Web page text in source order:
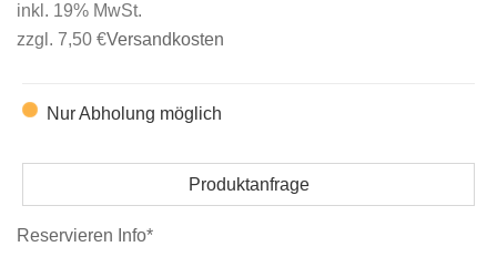
inkl. 19% MwSt.
zzgl. 7,50 €Versandkosten
Nur Abholung möglich
Produktanfrage
Reservieren Info*